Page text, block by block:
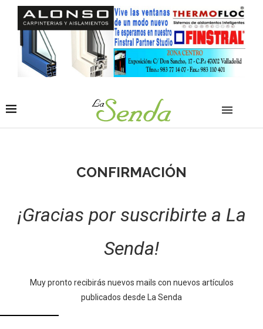
CONFIRMACIÓN
¡Gracias por suscribirte a La
Senda!
Muy pronto recibirás nuevos mails con nuevos artículos
publicados desde La Senda